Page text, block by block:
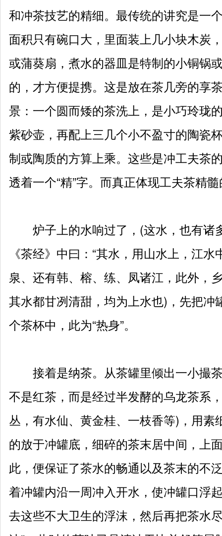
和冲茶技艺的精细。最传统的讲究是一
面积只有碗口大，里面装上几小块木炭
或蒲葵扇，煮水的器皿是特制的小铜锅
的，才方便提携。这是放在茶几旁的享
景：一个圆而矮的茶洗上，是小巧玲珑
紫砂壶，再配上三几个小不盈寸的陶瓷
制或陶质的方算上乘。这些是冲工夫茶
透着一个“精”字。而真正体现工夫茶精
炉子上的水响过了，(这水，也有诸
《茶经》中曰：“其水，用山水上，江
泉、还有韩、榕、练、凤诸江，此外，
其水都甘冽清甜，均为上水也)，先把冲
个茶杯中，此为“热身”。
接着是纳茶。从茶罐里倾出一小撮
不是红茶，而是经过半发酵的乌龙茶系
丛，有水仙、黄金桂、一枝香等)，用素
的放于冲罐底，细碎的茶末居中间，上
此，便保证了茶水的畅通以及茶末的不
着冲罐内沿一周冲入开水，使冲罐口浮
去这些不大卫生的浮沫，然后再把茶水